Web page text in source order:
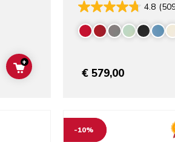
more colors
ADD TO CART
+
4.8
€ 579,00
-10%